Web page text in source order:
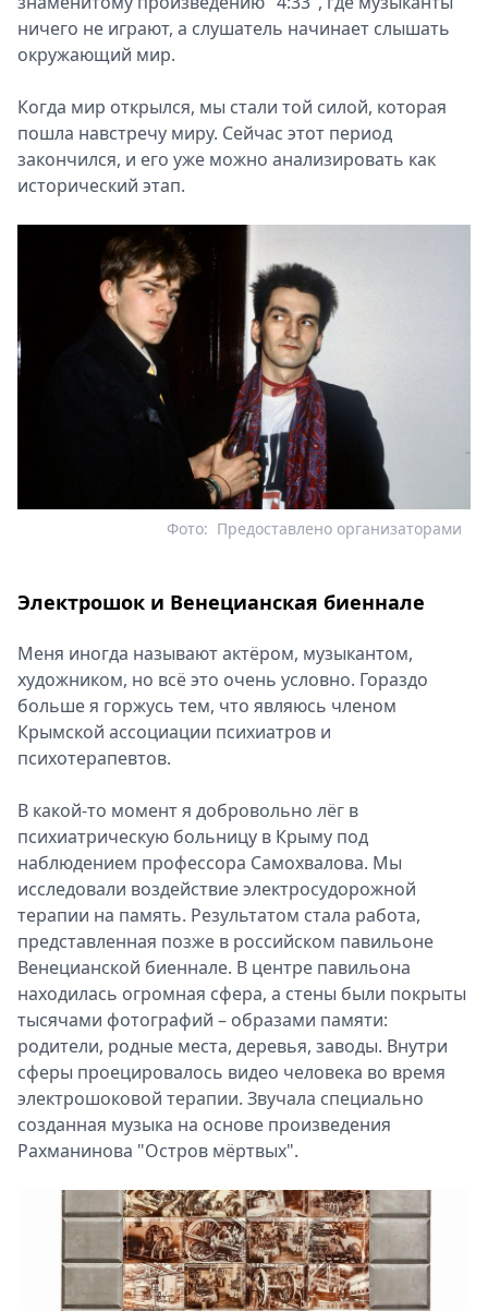
ничего не играют, а слушатель начинает слышать
окружающий мир.
Когда мир открылся, мы стали той силой, которая
пошла навстречу миру. Сейчас этот период
закончился, и его уже можно анализировать как
исторический этап.
Предоставлено организаторами
Фото:
Электрошок и Венецианская биеннале
Меня иногда называют актёром, музыкантом,
художником, но всё это очень условно. Гораздо
больше я горжусь тем, что являюсь членом
Крымской ассоциации психиатров и
психотерапевтов.
В какой‑то момент я добровольно лёг в
психиатрическую больницу в Крыму под
наблюдением профессора Самохвалова. Мы
исследовали воздействие электросудорожной
терапии на память. Результатом стала работа,
представленная позже в российском павильоне
Венецианской биеннале. В центре павильона
находилась огромная сфера, а стены были покрыты
тысячами фотографий – образами памяти:
родители, родные места, деревья, заводы. Внутри
сферы проецировалось видео человека во время
электрошоковой терапии. Звучала специально
созданная музыка на основе произведения
Рахманинова "Остров мёртвых".